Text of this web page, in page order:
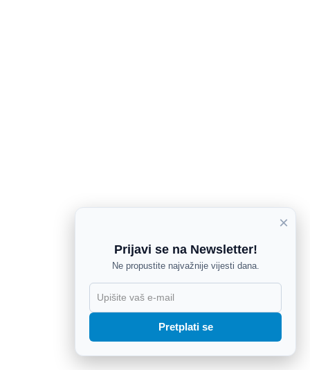
×
Prijavi se na Newsletter!
Ne propustite najvažnije vijesti dana.
Pretplati se